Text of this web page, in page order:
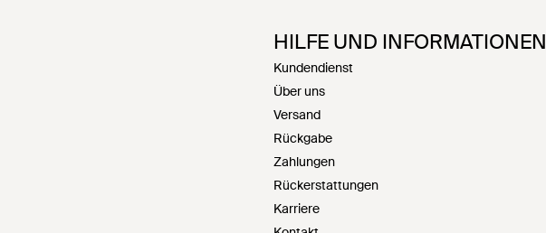
HILFE UND INFORMATIONEN
Kundendienst
Über uns
Versand
Rückgabe
Zahlungen
Rückerstattungen
Karriere